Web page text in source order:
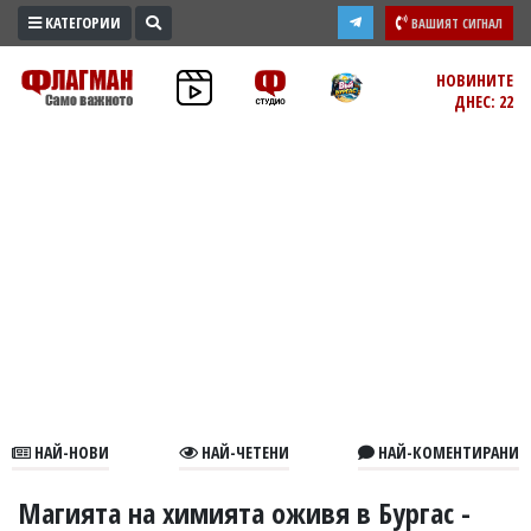
ПРОМО
ЗОНА
В
КАТЕГОРИИ ВАШИЯТ СИГНАЛ
НОВИНИТЕ
ДНЕС: 22
НАЙ-НОВИ НАЙ-ЧЕТЕНИ НАЙ-КОМЕНТИРАНИ
Магията на химията оживя в Бургас -